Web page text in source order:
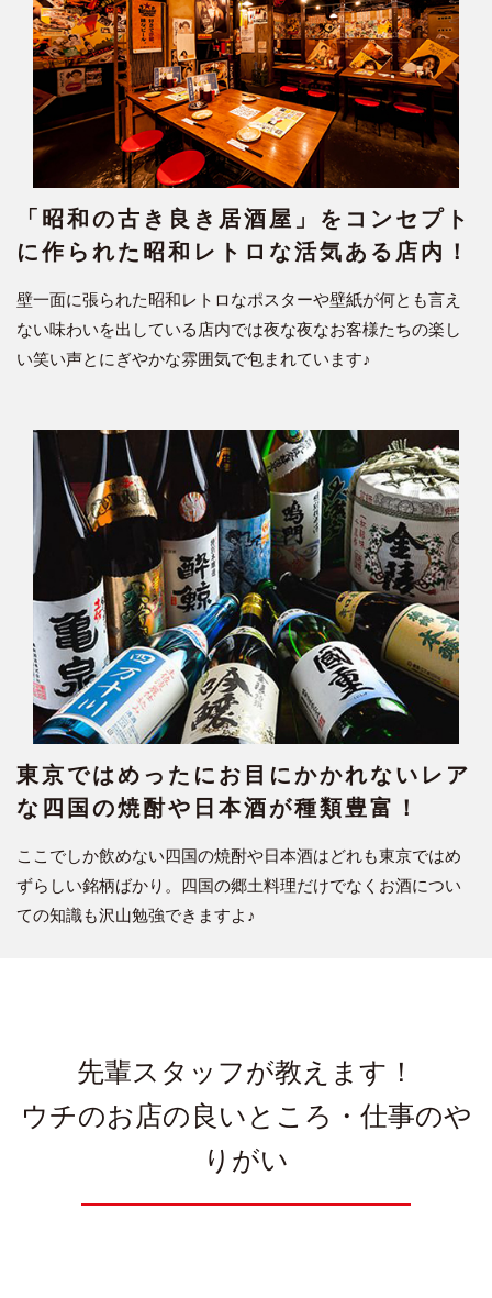
「昭和の古き良き居酒屋」をコンセプト
に作られた昭和レトロな活気ある店内！
壁一面に張られた昭和レトロなポスターや壁紙が何とも言え
ない味わいを出している店内では夜な夜なお客様たちの楽し
い笑い声とにぎやかな雰囲気で包まれています♪
東京ではめったにお目にかかれないレア
な四国の焼酎や日本酒が種類豊富！
ここでしか飲めない四国の焼酎や日本酒はどれも東京ではめ
ずらしい銘柄ばかり。四国の郷土料理だけでなくお酒につい
ての知識も沢山勉強できますよ♪
先輩スタッフが教えます！
ウチのお店の良いところ・仕事のや
りがい